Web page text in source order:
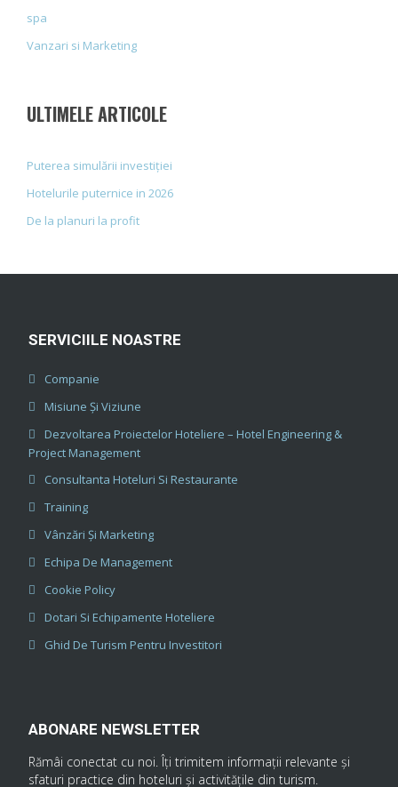
spa
Vanzari si Marketing
ULTIMELE ARTICOLE
Puterea simulării investiției
Hotelurile puternice in 2026
De la planuri la profit
SERVICIILE NOASTRE
Companie
Misiune Și Viziune
Dezvoltarea Proiectelor Hoteliere – Hotel Engineering &
Project Management
Consultanta Hoteluri Si Restaurante
Training
Vânzări Și Marketing
Echipa De Management
Cookie Policy
Dotari Si Echipamente Hoteliere
Ghid De Turism Pentru Investitori
ABONARE NEWSLETTER
Rămâi conectat cu noi. Îţi trimitem informaţii relevante şi
sfaturi practice din hoteluri şi activităţile din turism.